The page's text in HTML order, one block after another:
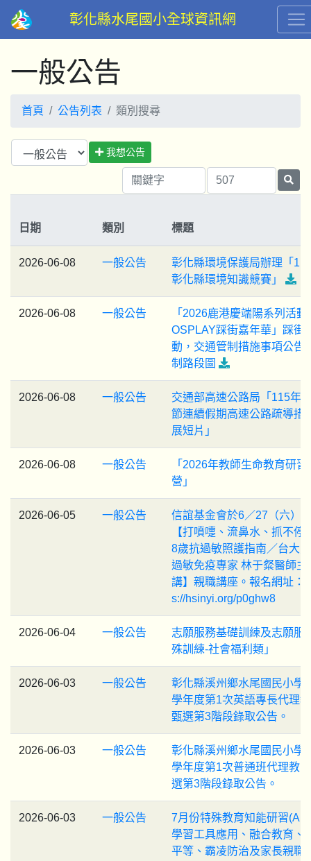
彰化縣水尾國小全球資訊網
一般公告
首頁 公告列表 類別搜尋
我想公告
日期 類別 標題
2026-06-08 一般公告
彰化縣環境保護局辦理「
彰化縣環境知識競賽」
2026-06-08 一般公告
「2026鹿港慶端陽系列活動
OSPLAY踩街嘉年華」踩街
動，交通管制措施事項公告
制路段圖
2026-06-08 一般公告
交通部高速公路局「115年
節連續假期高速公路疏導措
展短片」
2026-06-08 一般公告
「2026年教師生命教育研習
營」
2026-06-05 一般公告
信誼基金會於6／27（六）
【打噴嚏、流鼻水、抓不停
8歲抗過敏照護指南／台大
過敏免疫專家 林于粲醫師主
講】親職講座。報名網址：
s://hsinyi.org/p0ghw8
2026-06-04 一般公告
志願服務基礎訓練及志願服
殊訓練-社會福利類」
2026-06-03 一般公告
彰化縣溪州鄉水尾國民小學
學年度第1次英語專長代理
甄選第3階段錄取公告。
2026-06-03 一般公告
彰化縣溪州鄉水尾國民小學
學年度第1次普通班代理教
選第3階段錄取公告。
2026-06-03 一般公告
7月份特殊教育知能研習(AI
學習工具應用、融合教育、
平等、霸凌防治及家長親職